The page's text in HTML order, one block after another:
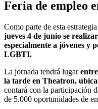
Feria de empleo
Como parte de esta
jueves 4 de junio se
especialmente a jóvenes y
LGBTI.
La jornada tendrá lugar
la tarde en Theatron,
contará con la participación
de 5.000 oportunidades de